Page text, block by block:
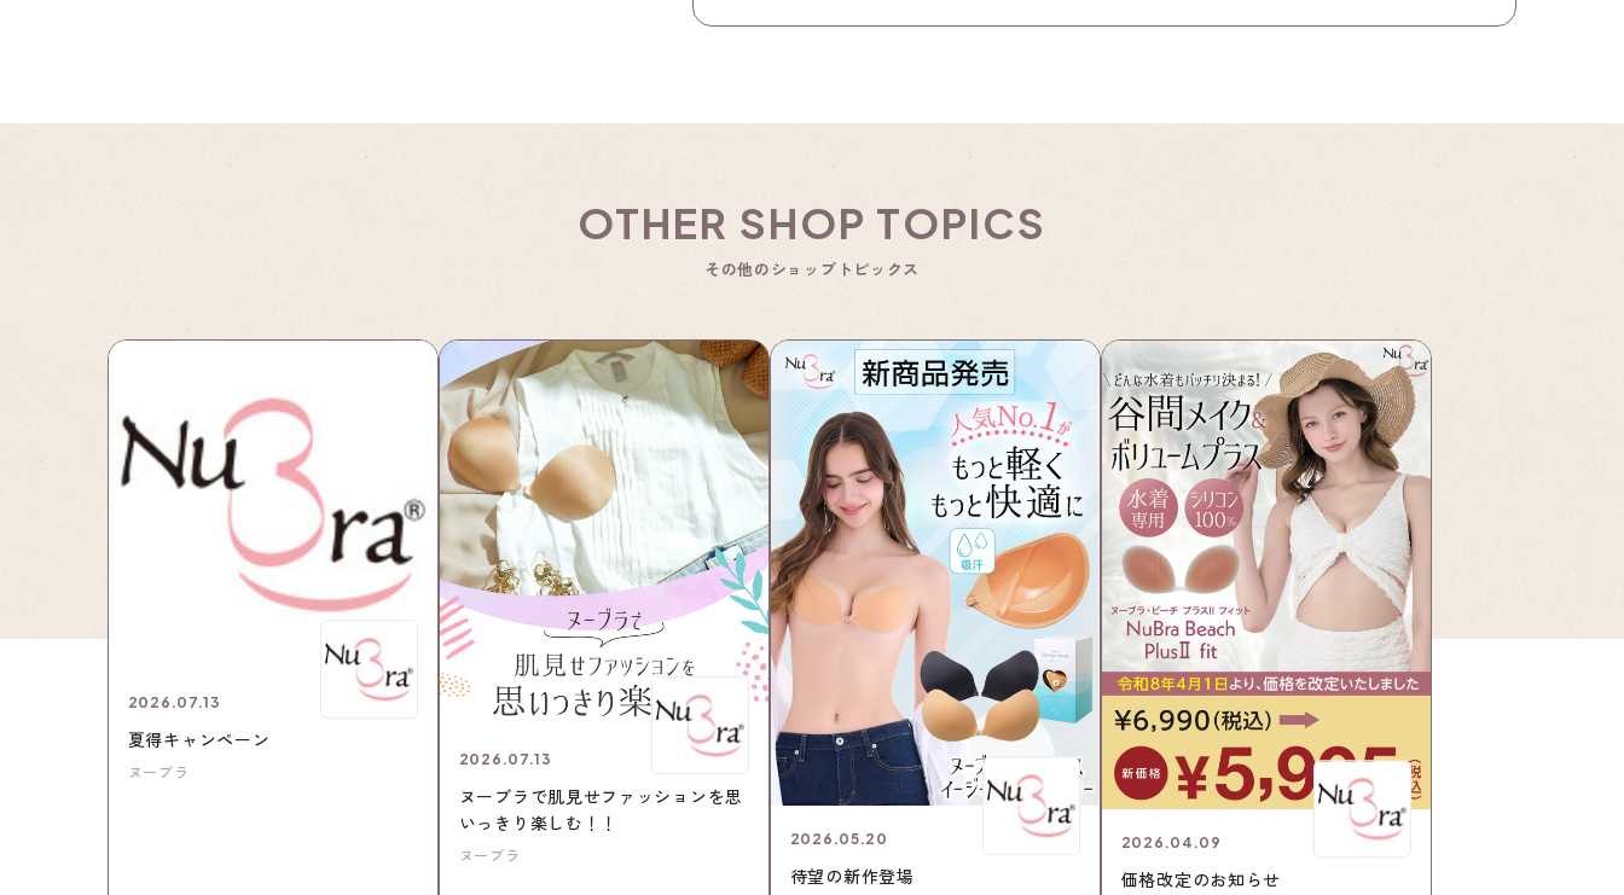
OTHER SHOP TOPICS
その他のショップトピックス
2026.07.13
夏得キャンペーン
ヌーブラ
2026.07.13
ヌーブラで肌見せファッションを思
いっきり楽しむ！！
ヌーブラ
2026.05.20
待望の新作登場
2026.04.09
価格改定のお知らせ